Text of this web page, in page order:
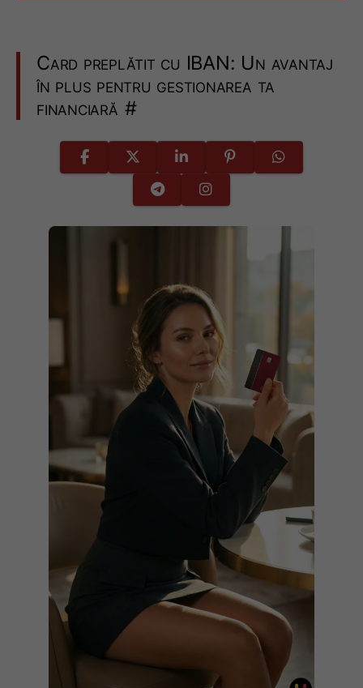
Card preplătit cu IBAN: Un avantaj
în plus pentru gestionarea ta
financiară #